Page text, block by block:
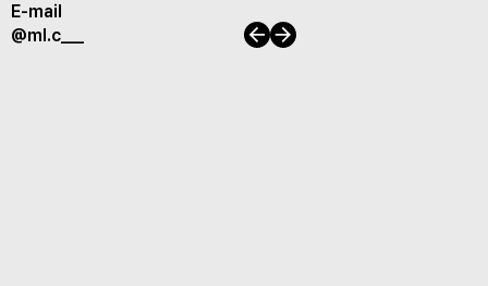
E-mail
@ml.c___
이전다음